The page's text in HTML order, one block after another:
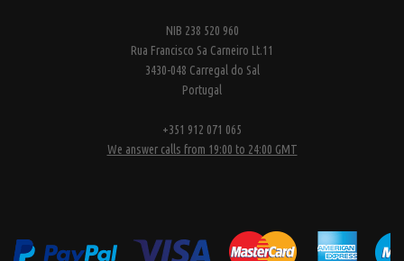
NIB 238 520 960
Rua Francisco Sa Carneiro Lt.11
3430-048 Carregal do Sal
Portugal
+351 912 071 065
We answer calls from 19:00 to 24:00 GMT